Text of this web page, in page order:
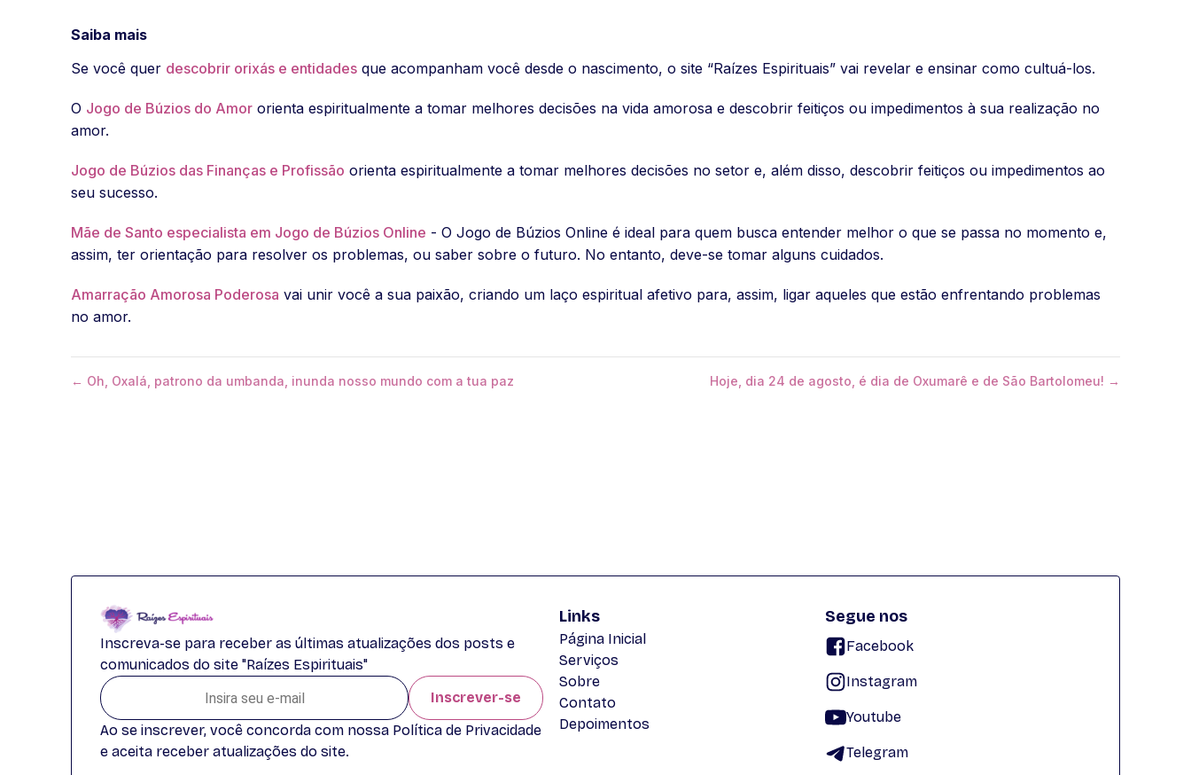
Saiba mais
Se você quer descobrir orixás e entidades que acompanham você desde o nascimento, o site “Raízes Espirituais” vai revelar e ensinar como cultuá-los.
O Jogo de Búzios do Amor orienta espiritualmente a tomar melhores decisões na vida amorosa e descobrir feitiços ou impedimentos à sua realização no
amor.
Jogo de Búzios das Finanças e Profissão orienta espiritualmente a tomar melhores decisões no setor e, além disso, descobrir feitiços ou impedimentos ao
seu sucesso.
Mãe de Santo especialista em Jogo de Búzios Online - O Jogo de Búzios Online é ideal para quem busca entender melhor o que se passa no momento e,
assim, ter orientação para resolver os problemas, ou saber sobre o futuro. No entanto, deve-se tomar alguns cuidados.
Amarração Amorosa Poderosa vai unir você a sua paixão, criando um laço espiritual afetivo para, assim, ligar aqueles que estão enfrentando problemas
no amor.
← Oh, Oxalá, patrono da umbanda, inunda nosso mundo com a tua paz Hoje, dia 24 de agosto, é dia de Oxumarê e de São Bartolomeu! →
Inscreva-se para receber as últimas atualizações dos posts e
comunicados do site "Raízes Espirituais"
Inscrever-se
Ao se inscrever, você concorda com nossa Política de Privacidade
e aceita receber atualizações do site.
Links
Página Inicial
Serviços
Sobre
Contato
Depoimentos
Segue nos
Facebook
Instagram
Youtube
Telegram